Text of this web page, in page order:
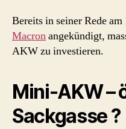
Bereits in seiner Rede
Macronangekündigt,
AKW zu investieren.
Mini-AKW –
Sackgasse ?